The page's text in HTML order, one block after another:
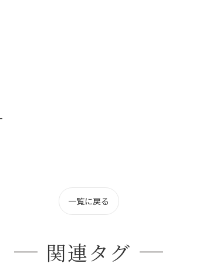
一覧に戻る
関連タグ